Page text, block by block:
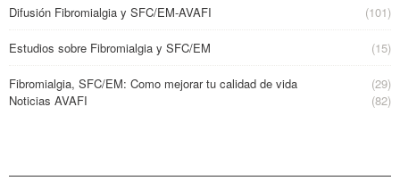
Difusión Fibromialgia y SFC/EM-AVAFI (101)
Estudios sobre Fibromialgia y SFC/EM (15)
Fibromialgia, SFC/EM: Como mejorar tu calidad de vida
(29)
Noticias AVAFI
(82)